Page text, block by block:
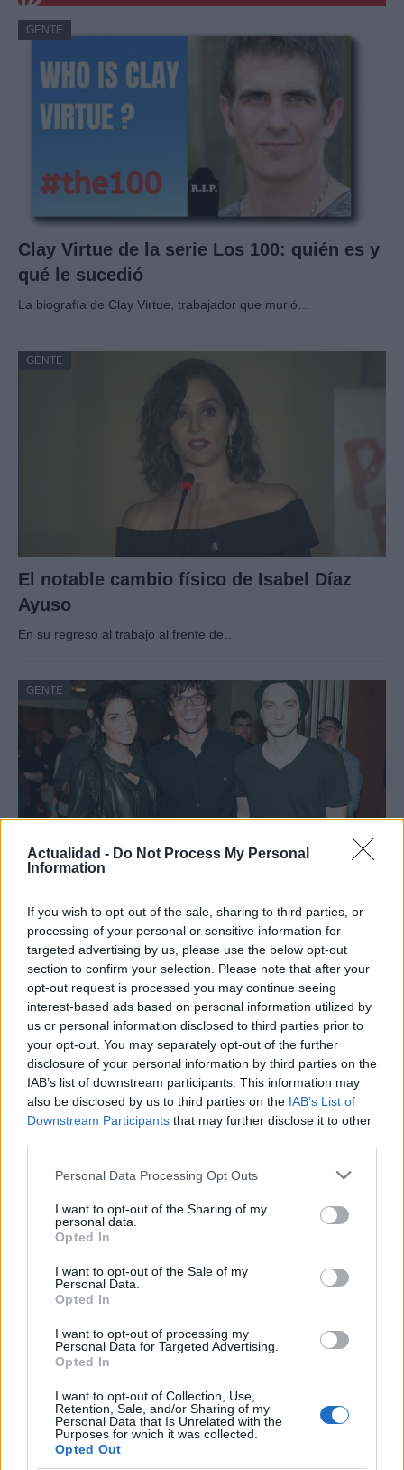
Actualidad - Do Not Process My Personal
Information
If you wish to opt-out of the sale, sharing to third parties, or
processing of your personal or sensitive information for
targeted advertising by us, please use the below opt-out
section to confirm your selection. Please note that after your
opt-out request is processed you may continue seeing
interest-based ads based on personal information utilized by
us or personal information disclosed to third parties prior to
your opt-out. You may separately opt-out of the further
disclosure of your personal information by third parties on the
IAB’s list of downstream participants. This information may
also be disclosed by us to third parties on the IAB’s List of
Downstream Participants that may further disclose it to other
Please note that this website/app uses one or more Google
not limited to your visit or usage behaviour. You may click to
grant or deny consent to Google and its third-party tags to
use your data for below specified purposes in below Google
consent section.
Personal Data Processing Opt Outs
I want to opt-out of the Sharing of my
personal data.
Opted In
I want to opt-out of the Sale of my
Personal Data.
Opted In
I want to opt-out of processing my
Personal Data for Targeted Advertising.
Opted In
I want to opt-out of Collection, Use,
Retention, Sale, and/or Sharing of my
Personal Data that Is Unrelated with the
Purposes for which it was collected.
Opted Out
GENTE
Clay Virtue de la serie Los 100: quién es y
qué le sucedió
La biografía de Clay Virtue, trabajador que murió…
GENTE
El notable cambio físico de Isabel Díaz
Ayuso
En su regreso al trabajo al frente de…
GENTE
¿Quién es Chad Boyce?: cómo murió
durante la serie Los 100
La biografía de Chad Boyce que había muerto…
Hijo de Javier Gutiérrez: un campeón con
capacidades especiales
El hijo del actor Javier Gutiérrez, es Mateo,…
GENTE